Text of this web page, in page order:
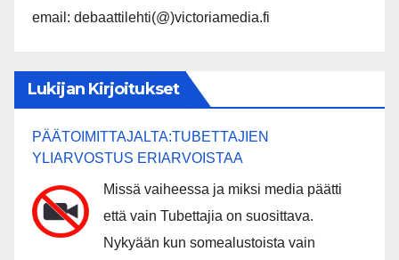
email: debaattilehti(@)victoriamedia.fi
Lukijan Kirjoitukset
PÄÄTOIMITTAJALTA:TUBETTAJIEN
YLIARVOSTUS ERIARVOISTAA
Missä vaiheessa ja miksi media päätti
että vain Tubettajia on suosittava.
Nykyään kun somealustoista vain